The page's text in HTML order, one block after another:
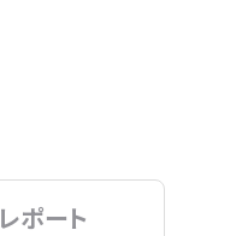
レポート